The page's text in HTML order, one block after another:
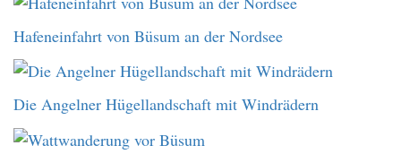
Hafeneinfahrt von Büsum an der Nordsee
Die Angelner Hügellandschaft mit Windrädern